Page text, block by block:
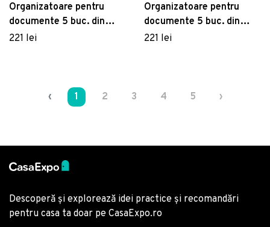
Organizatoare pentru
documente 5 buc. din
carton Holger – Bigso Box
221 lei
Organizatoare pentru
documente 5 buc. din
carton Holger – Bigso Box
221 lei
‹ 1 2 3 4 5 ›
Descoperă și explorează idei practice și recomandări
pentru casa ta doar pe CasaExpo.ro